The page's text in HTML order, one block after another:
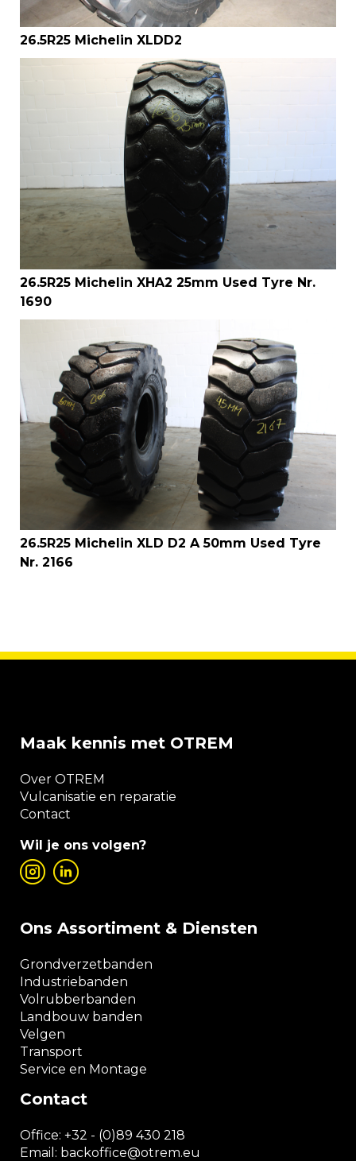
26.5R25 Michelin XLDD2
26.5R25 Michelin XHA2 25mm Used Tyre Nr.
1690
26.5R25 Michelin XLD D2 A 50mm Used Tyre
Nr. 2166
Contact
Office: +32 - (0)89 430 218
Email: backoffice@otrem.eu
Ons Assortiment & Diensten
Grondverzetbanden
Industriebanden
Volrubberbanden
Landbouw banden
Velgen
Transport
Service en Montage
Maak kennis met OTREM
Over OTREM
Vulcanisatie en reparatie
Contact
Wil je ons volgen?